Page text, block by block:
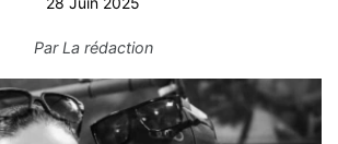
ParLa rédaction